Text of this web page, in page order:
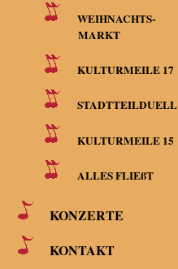
WEIHNACHTS-
MARKT
KULTURMEILE 17
STADTTEILDUELL
KULTURMEILE 15
ALLES FLIEßT
KONZERTE
KONTAKT